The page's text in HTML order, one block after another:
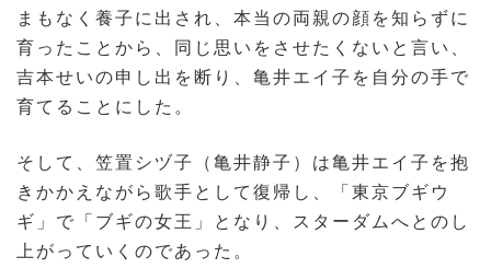
まもなく養子に出され、本当の両親の顔を知らずに
育ったことから、同じ思いをさせたくないと言い、
吉本せいの申し出を断り、亀井エイ子を自分の手で
育てることにした。
そして、笠置シヅ子（亀井静子）は亀井エイ子を抱
きかかえながら歌手として復帰し、「東京ブギウ
ギ」で「ブギの女王」となり、スターダムへとのし
上がっていくのであった。